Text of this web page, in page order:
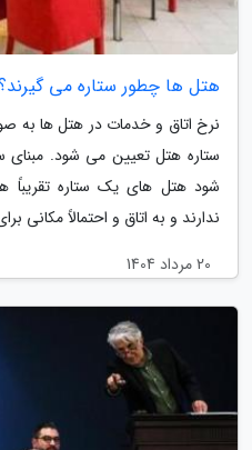
هتل ها چطور ستاره می
نرخ اتاق و خدمات در هتل ها به
ستاره هتل تعیین می شود. مبنای
شود هتل های یک ستاره تقریباً
ندارند و به اتاق و احتمالاً
20 مرداد 1404